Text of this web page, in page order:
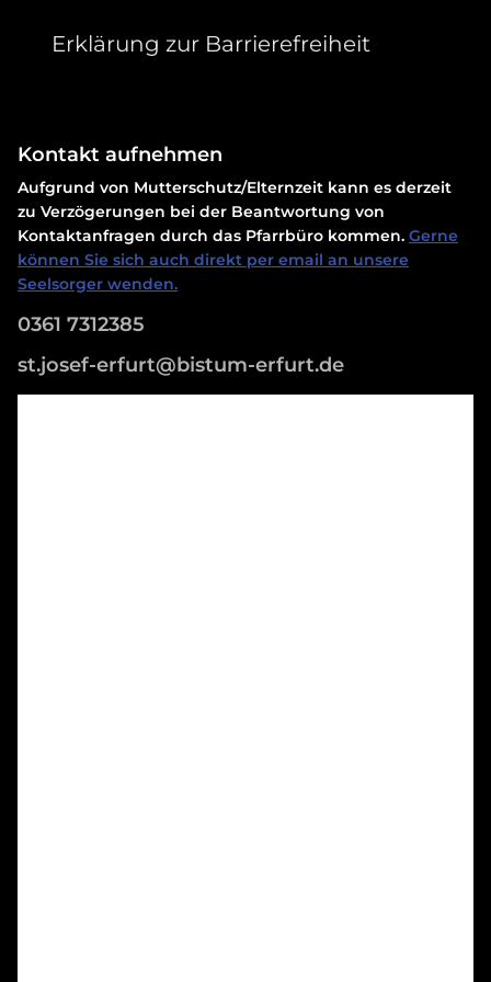
Erklärung zur Barrierefreiheit
Kontakt aufnehmen
Aufgrund von Mutterschutz/Elternzeit kann es derzeit
zu Verzögerungen bei der Beantwortung von
Kontaktanfragen durch das Pfarrbüro kommen. Gerne
können Sie sich auch direkt per email an unsere
Seelsorger wenden.
0361 7312385
st.josef-erfurt@bistum-erfurt.de